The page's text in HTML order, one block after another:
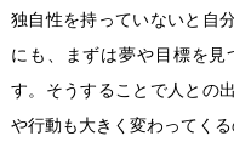
独自性を持っていないと自
にも、まずは夢や目標を見
す。そうすることで人との
や行動も大きく変わってくる